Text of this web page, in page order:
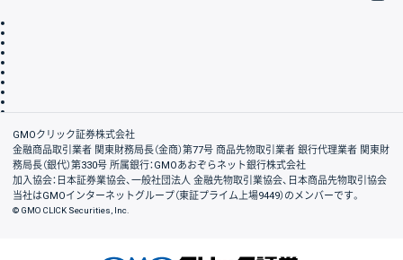
会社案内
GMOクリック証券株式会社
金融商品取引業者 関東財務局長（金商）第77号 商品先物取引業者 銀行代理業者 関東財
務局長（銀代）第330号 所属銀行：GMOあおぞらネット銀行株式会社
加入協会：日本証券業協会、一般社団法人 金融先物取引業協会、日本商品先物取引協会
当社はGMOインターネットグループ（東証プライム上場9449）のメンバーです。
© GMO CLICK Securities, Inc.